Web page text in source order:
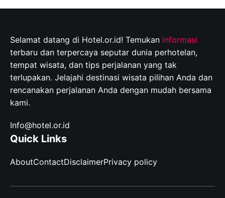
Selamat datang di Hotel.or.id! Temukan informasi
terbaru dan terpercaya seputar dunia perhotelan,
tempat wisata, dan tips perjalanan yang tak
terlupakan. Jelajahi destinasi wisata pilihan Anda dan
rencanakan perjalanan Anda dengan mudah bersama
kami.
Info@hotel.or.id
Quick Links
AboutContactDisclaimerPrivacy policy